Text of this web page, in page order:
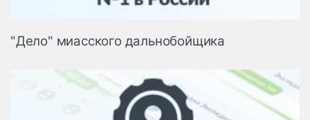
"Дело" миасского дальнобойщика